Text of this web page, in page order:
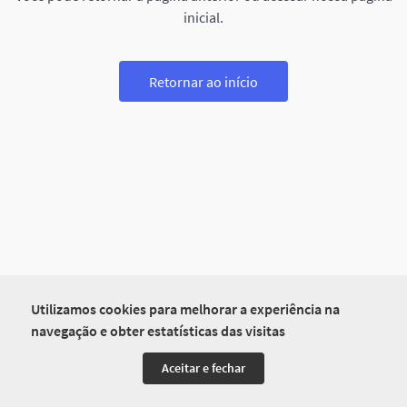
Utilizamos cookies para melhorar a experiência na
navegação e obter estatísticas das visitas
Aceitar e fechar
inicial.
Retornar ao início